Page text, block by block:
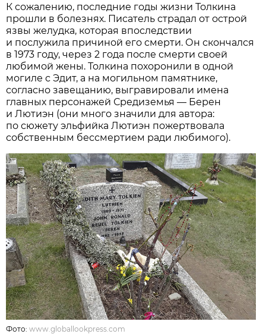
К сожалению, последние годы жизни Толкина
прошли в болезнях. Писатель страдал от острой
язвы желудка, которая впоследствии
и послужила причиной его смерти. Он скончался
в 1973 году, через 2 года после смерти своей
любимой жены. Толкина похоронили в одной
могиле с Эдит, а на могильном памятнике,
согласно завещанию, выгравировали имена
главных персонажей Средиземья — Берен
и Лютиэн (они много значили для автора:
по сюжету эльфийка Лютиэн пожертвовала
собственным бессмертием ради любимого).
Фото:www.globallookpress.com